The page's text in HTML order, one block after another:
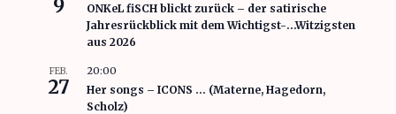
9
ONKeL fiSCH blickt zurück – der satirische
Jahresrückblick mit dem Wichtigst-…Witzigsten
aus 2026
FEB.
27
20:00
Her songs – ICONS … (Materne, Hagedorn,
Scholz)